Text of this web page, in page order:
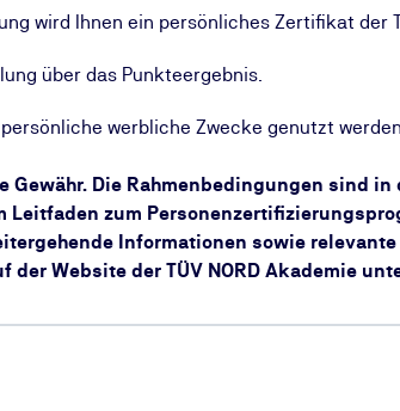
wird Ihnen ein persönliches Zertifikat der
über das Punkteergebnis.
werbliche Zwecke genutzt
Gewähr. Die Rahmenbedingungen sind
Leitfaden zum
Informationen sowie
der Website der TÜV NORD Akademie